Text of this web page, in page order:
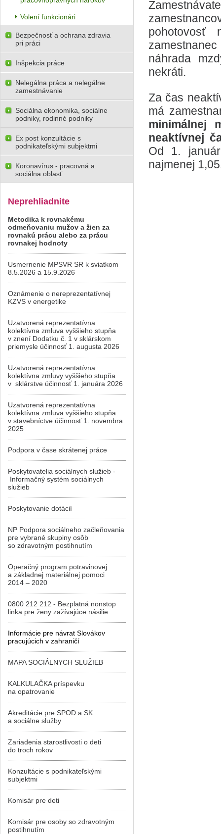
pohotovosť
náhrada
nekráti.
Za čas
má
minimálnej
neaktívnej
Od 1.
najmenej
Volení funkcionári
Bezpečnosť a ochrana zdravia
pri práci
Inšpekcia práce
Nelegálna práca a nelegálne
zamestnávanie
Sociálna ekonomika, sociálne
podniky, rodinné podniky
Ex post konzultácie s
podnikateľskými subjektmi
Koronavírus - pracovná a
sociálna oblasť
Neprehliadnite
Metodika k rovnakému
odmeňovaniu mužov a žien za
rovnakú prácu alebo za prácu
rovnakej hodnoty
Usmernenie MPSVR SR k sviatkom
8.5.2026 a 15.9.2026
Oznámenie o nereprezentatívnej
KZVS v energetike
Uzatvorená reprezentatívna
kolektívna zmluva vyššieho stupňa
v znení Dodatku č. 1 v sklárskom
priemysle účinnosť 1. augusta 2026
Uzatvorená reprezentatívna
kolektívna zmluvy vyššieho stupňa
v sklárstve účinnosť 1. januára 2026
Uzatvorená reprezentatívna
kolektívna zmluva vyššieho stupňa
v stavebníctve účinnosť 1. novembra
2025
Podpora v čase skrátenej práce
Poskytovatelia sociálnych služieb -
Informačný systém sociálnych
služieb
Poskytovanie dotácií
NP Podpora sociálneho začleňovania
pre vybrané skupiny osôb
so zdravotným postihnutím
Operačný program potravinovej
a základnej materiálnej pomoci
2014 – 2020
0800 212 212 - Bezplatná nonstop
linka pre ženy zažívajúce násilie
Informácie pre návrat Slovákov
pracujúcich v zahraničí
MAPA SOCIÁLNYCH SLUŽIEB
KALKULAČKA príspevku
na opatrovanie
Akreditácie pre SPOD a SK
a sociálne služby
Zariadenia starostlivosti o deti
do troch rokov
Konzultácie s podnikateľskými
subjektmi
Komisár pre deti
Komisár pre osoby so zdravotným
postihnutím